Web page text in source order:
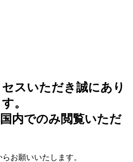
スいただき誠にあり
。
内でのみ閲覧いただ
らお願いいたします。